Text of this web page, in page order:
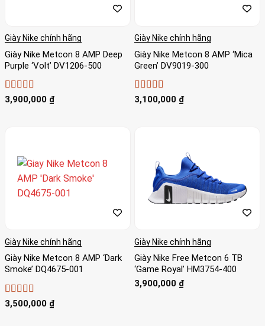
Giày Nike chính hãng
Giày Nike Metcon 8 AMP Deep
Purple ‘Volt’ DV1206-500
Được xếp
3,900,000 ₫
Giày Nike chính hãng
Giày Nike Metcon 8 AMP ‘Mica
Green’ DV9019-300
Được xếp
3,100,000 ₫
Giày Nike chính hãng
Giày Nike Metcon 8 AMP ‘Dark
Smoke’ DQ4675-001
Được xếp
3,500,000 ₫
Giày Nike chính hãng
Giày Nike Free Metcon 6 TB
‘Game Royal’ HM3754-400
3,900,000 ₫